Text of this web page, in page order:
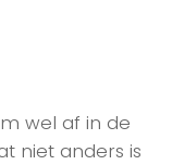
wel af in de
niet anders is